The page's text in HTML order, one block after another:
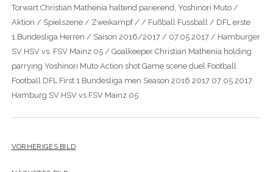
Torwart Christian Mathenia haltend parierend, Yoshinori Muto /
Aktion / Spielszene / Zweikampf / / Fußball Fussball / DFL erste
1.Bundesliga Herren / Saison 2016/2017 / 07.05.2017 / Hamburger
SV HSV vs. FSV Mainz 05 / Goalkeeper Christian Mathenia holding
parrying Yoshinori Muto Action shot Game scene duel Football
Football DFL First 1 Bundesliga men Season 2016 2017 07 05 2017
Hamburg SV HSV vs FSV Mainz 05
VORHERIGES BILD